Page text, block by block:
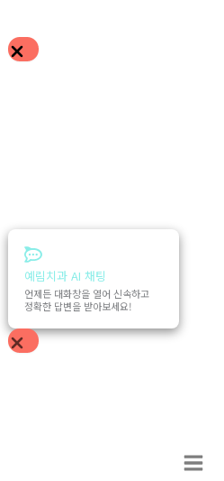
예림치과 AI 채팅
언제든 대화창을 열어 신속하고
정확한 답변을 받아보세요!